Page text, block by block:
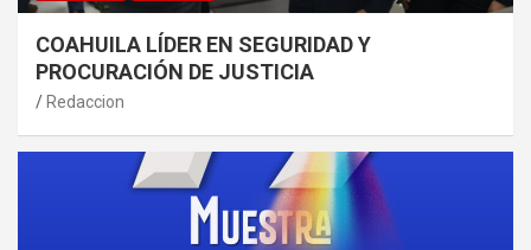
COAHUILA LÍDER EN SEGURIDAD Y
PROCURACIÓN DE JUSTICIA
Redaccion